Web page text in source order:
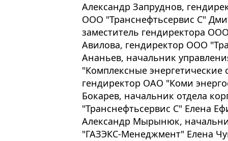
Александр Запруднов,
ООО "Транснефтьсервис С"
заместитель гендиректора
Авилова, гендиректор ООО
Ананьев, начальник
"Комплексные
гендиректор ОАО "Коми
Бокарев, начальник отдела
"Транснефтьсервис С" Елена
Александр Мырынюк,
"ГАЗЭКС-Менеджмент" Елена